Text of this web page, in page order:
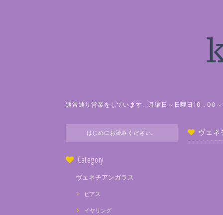
通常通り営業をしています。月曜日～日曜日10：
はじめにお読みください。
Category
ヴェネチアンガラス
ピアス
イヤリング
ヴェ